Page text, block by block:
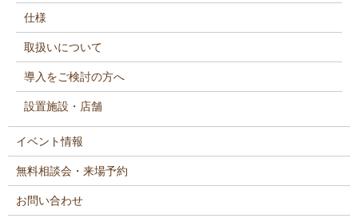
仕様
取扱いについて
導入をご検討の方へ
設置施設・店舗
イベント情報
無料相談会・来場予約
お問い合わせ